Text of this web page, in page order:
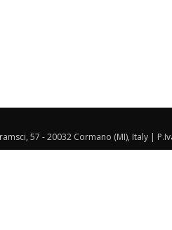
57 - 20032 Cormano (MI), Italy |